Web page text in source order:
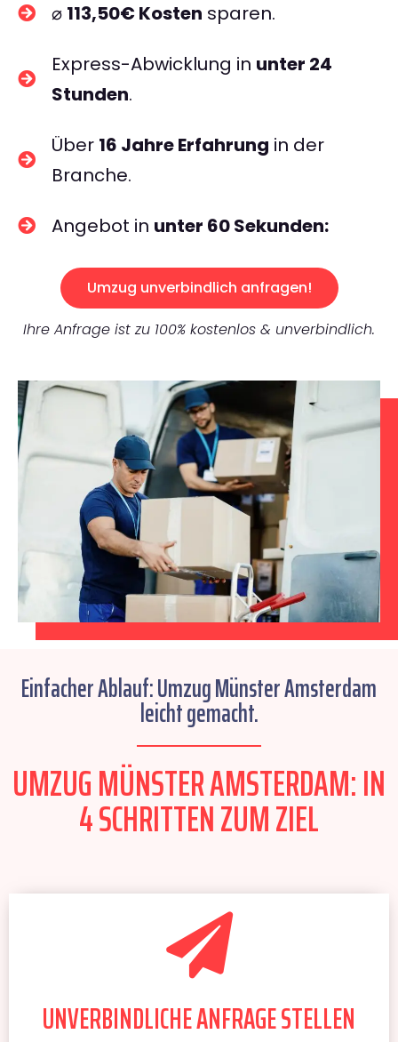
⌀ 113,50€ Kosten sparen.
Express-Abwicklung in unter 24
Stunden.
Über 16 Jahre Erfahrung in der
Branche.
Angebot in unter 60 Sekunden:
Umzug unverbindlich anfragen!
Ihre Anfrage ist zu 100% kostenlos & unverbindlich.
Einfacher Ablauf: Umzug Münster Amsterdam
leicht gemacht.
UMZUG MÜNSTER AMSTERDAM: IN
4 SCHRITTEN ZUM ZIEL
UNVERBINDLICHE ANFRAGE STELLEN